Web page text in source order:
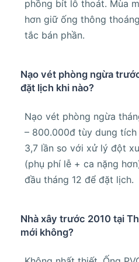
phồng bít lỗ thoát. Mùa
hơn giữ ống thông
tắc bán phần.
Nạo vét phòng ngừa
đặt lịch khi nào?
Nạo vét phòng ngừa
– 800.000đ tùy dung
3,7 lần so với xử lý đột
(phụ phí lễ + ca nặng
đầu tháng 12 để đặt lịch.
Nhà xây trước 2010 tại
mới không?